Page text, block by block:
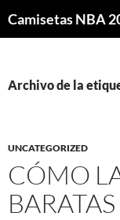
Archivo de la
UNCATEGORIZED
CÓMO